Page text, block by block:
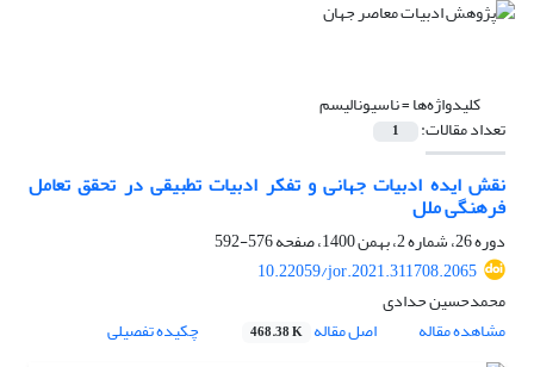
کلیدواژه‌ها =ناسیونالیسم
تعداد مقالات: 1
نقش ایده ادبیات جهانی و تفکر ادبیات تطبیقی در تحقق تعامل
فرهنگی ملل
دوره 26، شماره 2، بهمن 1400، صفحه
576-592
10.22059/jor.2021.311708.2065
محمدحسین حدادی
مشاهده مقاله
اصل مقاله 468.38 K چکیده تفصیلی